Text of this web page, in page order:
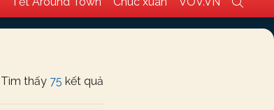
Tìm thấy 75 kết quả